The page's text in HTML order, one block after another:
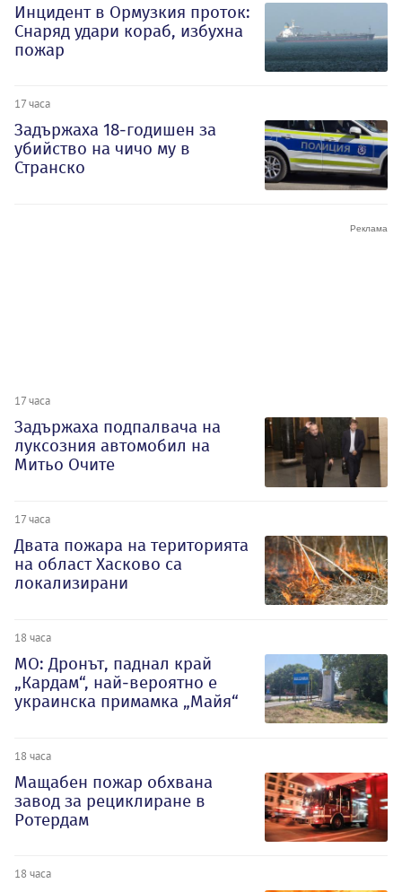
Инцидент в Ормузкия проток:
Снаряд удари кораб, избухна
пожар
17 часа
Задържаха 18-годишен за
убийство на чичо му в
Странско
17 часа
Задържаха подпалвача на
луксозния автомобил на
Митьо Очите
17 часа
Двата пожара на територията
на област Хасково са
локализирани
18 часа
МО: Дронът, паднал край
„Кардам“, най-вероятно е
украинска примамка „Майя“
18 часа
Мащабен пожар обхвана
завод за рециклиране в
Ротердам
18 часа